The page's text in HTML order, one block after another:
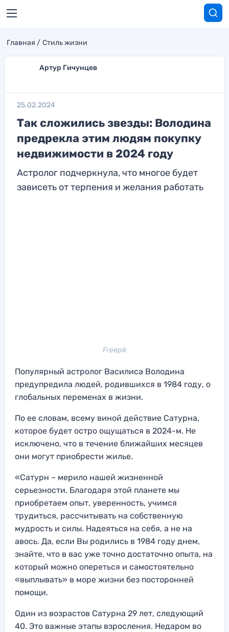
Главная Стиль жизни
Артур Гичунцев
25.02.2024
Так сложились звезды: Володина
предрекла этим людям покупку
недвижимости в 2024 году
Астролог подчеркнула, что многое будет
зависеть от терпения и желания работать
Freepik
Популярный астролог Василиса Володина
предупредила людей, родившихся в 1984 году, о
глобальных переменах в жизни.
По ее словам, всему виной действие Сатурна,
которое будет остро ощущаться в 2024-м. Не
исключено, что в течение ближайших месяцев
они могут приобрести жилье.
«Сатурн – мерило нашей жизненной
серьезности. Благодаря этой планете мы
приобретаем опыт, уверенность, учимся
трудиться, рассчитывать на собственную
мудрость и силы. Надеяться на себя, а не на
авось. Да, если Вы родились в 1984 году днем,
знайте, что в вас уже точно достаточно опыта, на
который можно опереться и самостоятельно
«выплывать» в море жизни без посторонней
помощи.
Один из возрастов Сатурна 29 лет, следующий
40. Это важные этапы взросления. Недаром во